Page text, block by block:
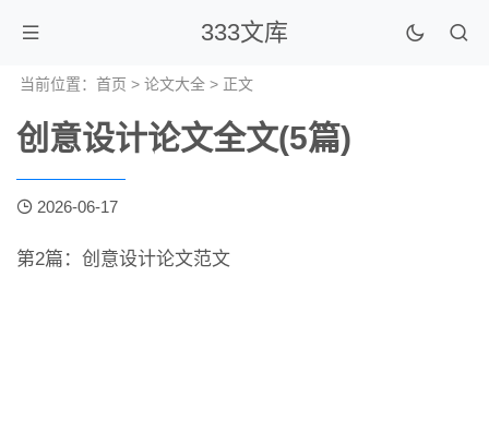
333文库
当前位置： 首页 > 论文大全 > 正文
创意设计论文全文(5篇)
2026-06-17
第2篇：创意设计论文范文